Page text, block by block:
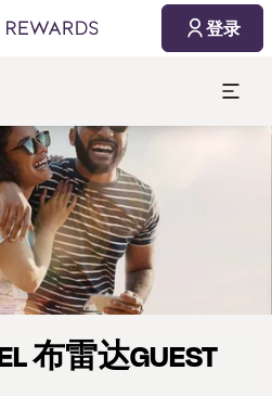
登录
布雷达GUEST
08